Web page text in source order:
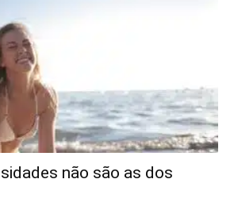
não são as dos